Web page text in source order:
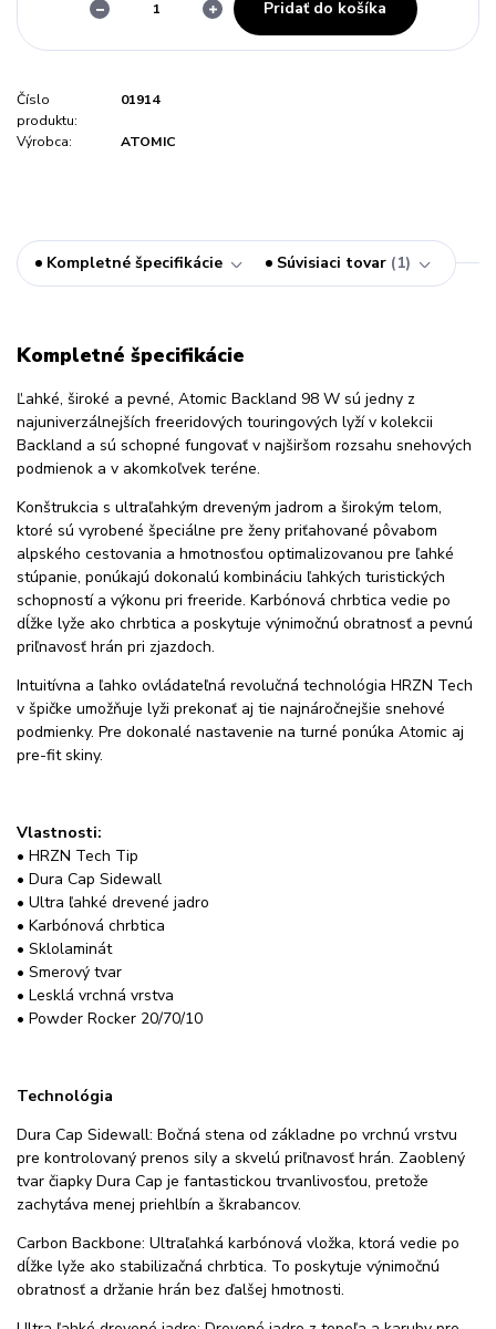
Pridať do košíka
Číslo
produktu:
01914
Výrobca: ATOMIC
Kompletné špecifikácie Súvisiaci tovar 1
Kompletné špecifikácie
Ľahké, široké a pevné, Atomic Backland 98 W sú jedny z
najuniverzálnejších freeridových touringových lyží v kolekcii
Backland a sú schopné fungovať v najširšom rozsahu snehových
podmienok a v akomkoľvek teréne.
Konštrukcia s ultraľahkým dreveným jadrom a širokým telom,
ktoré sú vyrobené špeciálne pre ženy priťahované pôvabom
alpského cestovania a hmotnosťou optimalizovanou pre ľahké
stúpanie, ponúkajú dokonalú kombináciu ľahkých turistických
schopností a výkonu pri freeride. Karbónová chrbtica vedie po
dĺžke lyže ako chrbtica a poskytuje výnimočnú obratnosť a pevnú
priľnavosť hrán pri zjazdoch.
Intuitívna a ľahko ovládateľná revolučná technológia HRZN Tech
v špičke umožňuje lyži prekonať aj tie najnáročnejšie snehové
podmienky. Pre dokonalé nastavenie na turné ponúka Atomic aj
pre-fit skiny.
Vlastnosti:
• HRZN Tech Tip
• Dura Cap Sidewall
• Ultra ľahké drevené jadro
• Karbónová chrbtica
• Sklolaminát
• Smerový tvar
• Lesklá vrchná vrstva
• Powder Rocker 20/70/10
Technológia
Dura Cap Sidewall: Bočná stena od základne po vrchnú vrstvu
pre kontrolovaný prenos sily a skvelú priľnavosť hrán. Zaoblený
tvar čiapky Dura Cap je fantastickou trvanlivosťou, pretože
zachytáva menej priehlbín a škrabancov.
Carbon Backbone: Ultraľahká karbónová vložka, ktorá vedie po
dĺžke lyže ako stabilizačná chrbtica. To poskytuje výnimočnú
obratnosť a držanie hrán bez ďalšej hmotnosti.